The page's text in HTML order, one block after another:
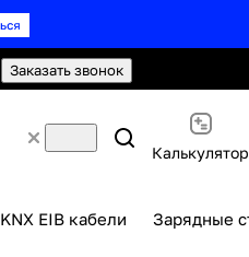
Заказать звонок
Калькулятор
KNX EIB кабели Зарядные